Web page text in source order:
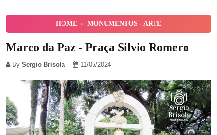
HOME › MONUMENTOS - ARTE
Marco da Paz - Praça Silvio Romero
By Sergio Brisola 11/05/2024